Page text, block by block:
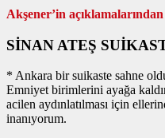
Akşener’in
SİNAN ATEŞ
* Ankara bir suikaste sahne
Emniyet birimlerini ayağa
acilen aydınlatılması için
inanıyorum.